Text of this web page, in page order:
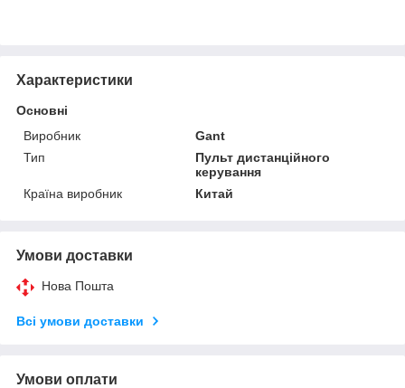
Характеристики
Основні
Виробник
Gant
Тип
Пульт дистанційного
керування
Країна виробник
Китай
Умови доставки
Нова Пошта
Всі умови доставки
Умови оплати